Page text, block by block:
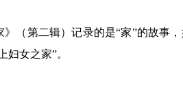
第二辑）记录的是“家”的故事，
妇女之家”。